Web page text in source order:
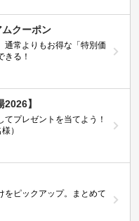
クーポン
常よりもお得な「特別価
きる！
2026】
プレゼントを当てよう！
）
をピックアップ。まとめて